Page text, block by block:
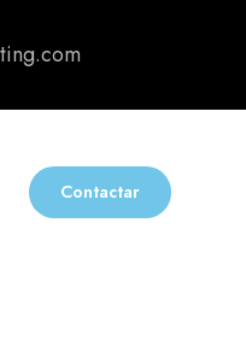
Contactar